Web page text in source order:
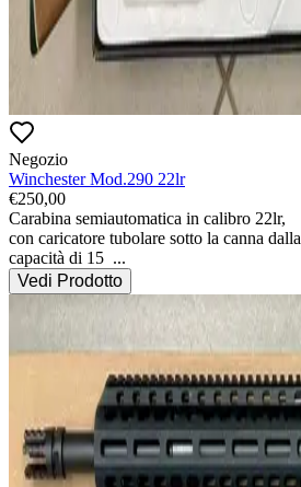
Negozio
Winchester Mod.290 22lr
€250,00
Carabina semiautomatica in calibro 22lr,
con caricatore tubolare sotto la canna dalla
capacità di 15 ...
Vedi Prodotto